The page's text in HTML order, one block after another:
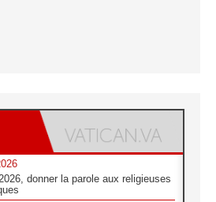
donner la parole aux religieuses